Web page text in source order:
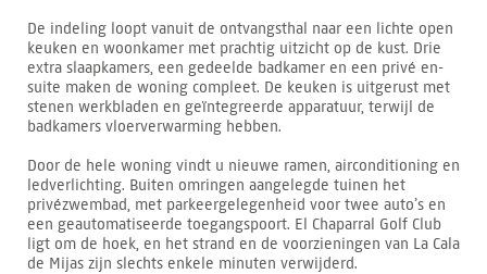
De indeling loopt vanuit de ontvangsthal naar een lichte open
keuken en woonkamer met prachtig uitzicht op de kust. Drie
extra slaapkamers, een gedeelde badkamer en een privé en-
suite maken de woning compleet. De keuken is uitgerust met
stenen werkbladen en geïntegreerde apparatuur, terwijl de
badkamers vloerverwarming hebben.
Door de hele woning vindt u nieuwe ramen, airconditioning en
ledverlichting. Buiten omringen aangelegde tuinen het
privézwembad, met parkeergelegenheid voor twee auto’s en
een geautomatiseerde toegangspoort. El Chaparral Golf Club
ligt om de hoek, en het strand en de voorzieningen van La Cala
de Mijas zijn slechts enkele minuten verwijderd.